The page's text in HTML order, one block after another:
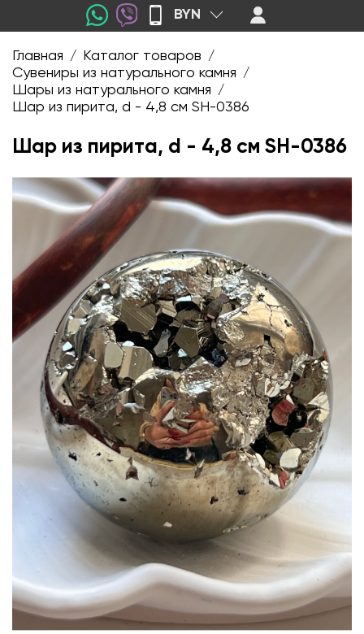
BYN
Главная / Каталог товаров /
Сувениры из натурального камня /
Шары из натурального камня /
Шар из пирита, d - 4,8 см SH-0386
Шар из пирита, d - 4,8 см SH-0386